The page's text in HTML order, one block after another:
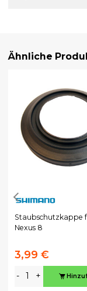
Ähnliche
Staubschutzkappe
Nexus 8
3,99 €
- +